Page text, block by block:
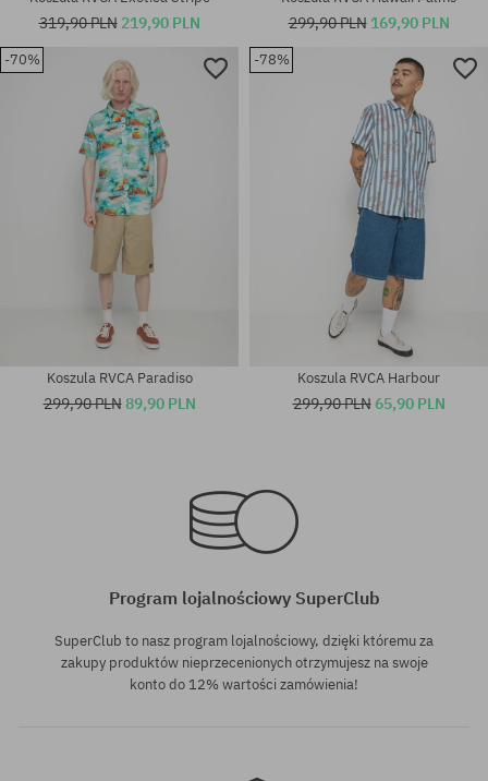
Dostępne rozmiary:
319,90 PLN 219,90 PLN
M
299,90 PLN 169,90 PLN
-70%
Koszula RVCA Paradiso
299,90 PLN89,90 PLN
-78%
Koszula RVCA Harbour
299,90 PLN65,90 PLN
Program lojalnościowy SuperClub
SuperClub to nasz program lojalnościowy, dzięki któremu za
zakupy produktów nieprzecenionych otrzymujesz na swoje
konto do 12% wartości zamówienia!